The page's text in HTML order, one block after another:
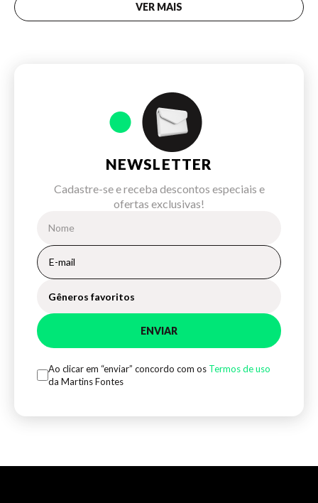
VER MAIS
NEWSLETTER
Cadastre-se e receba descontos especiais e
ofertas exclusivas!
Gêneros favoritos
ENVIAR
Ao clicar em “enviar” concordo com os Termos de uso
da Martins Fontes